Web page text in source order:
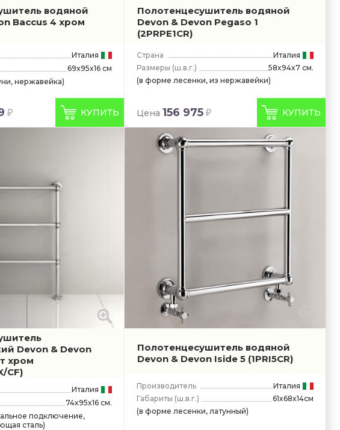
водяной
Baccus 4 хром
Италия
69x95x16 см
нержавейка)
КУПИТЬ
Полотенцесушитель водяной
Devon & Devon Pegaso 1
(2PRPE1CR)
Страна
Италия
Размеры (ш.в.г.)
58x94x7 см.
(в форме лесенки, из нержавейки)
Цена 156 975 КУПИТЬ
Devon & Devon
хром
CF)
Италия
74x95x16 см.
подключение,
сталь)
Полотенцесушитель водяной
Devon & Devon Iside 5 (1PRI5CR)
Производитель
Италия
Габариты (ш.в.г.)
61x68x14см
(в форме лесенки, латунный)